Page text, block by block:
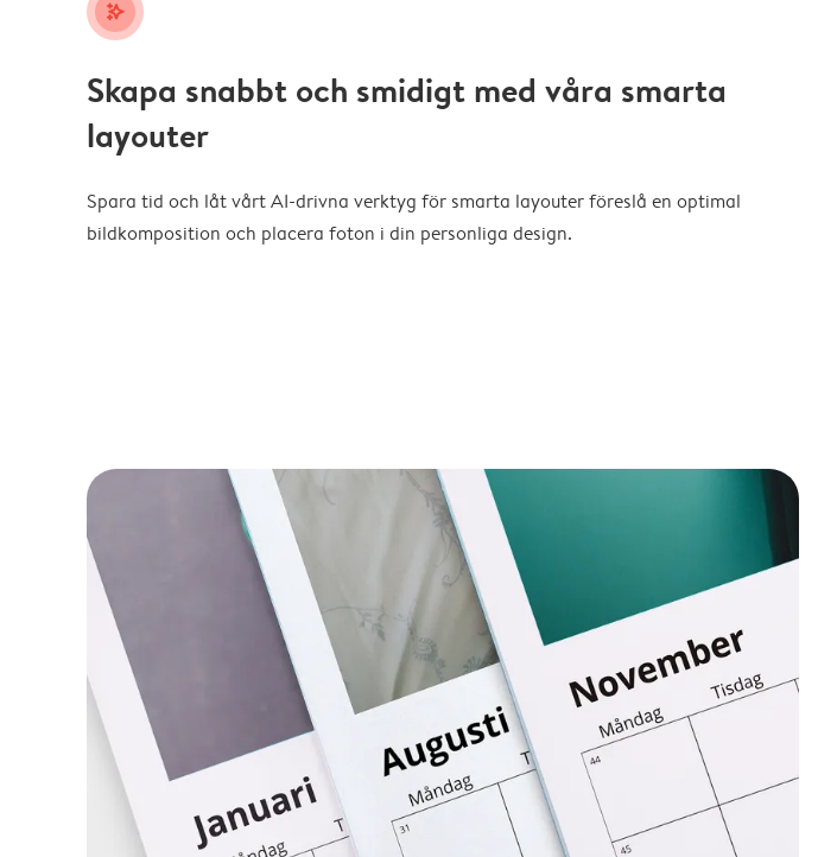
stars_plus
Skapa snabbt och smidigt med våra smarta
layouter
Spara tid och låt vårt AI-drivna verktyg för smarta layouter föreslå en optimal
bildkomposition och placera foton i din personliga design.